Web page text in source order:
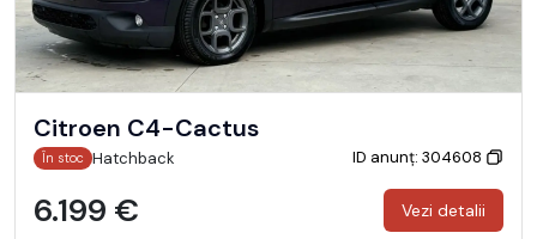
Citroen C4-Cactus
În stoc Hatchback ID anunț: 304608
6.199 € Vezi detalii